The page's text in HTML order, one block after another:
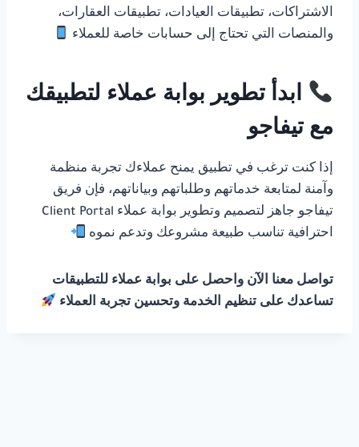
الاشتراكات، تطبيقات العيادات، تطبيقات العقارات،
والمنصات التي تحتاج إلى حسابات خاصة للعملاء
ابدأ تطوير بوابة عملاء لتطبيقك
مع تيفاجو
إذا كنت ترغب في تطبيق يمنح عملاءك تجربة منظمة
وآمنة لمتابعة خدماتهم وطلباتهم وبياناتهم، فإن فريق
تيفاجو جاهز لتصميم وتطوير بوابة عملاء Client Portal
احترافية تناسب طبيعة مشروعك وتدعم نموه
تواصل معنا الآن واحصل على بوابة عملاء للتطبيقات
تساعدك على تنظيم الخدمة وتحسين تجربة العملاء